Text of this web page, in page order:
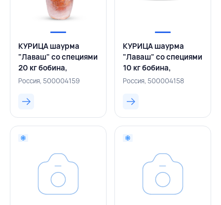
КУРИЦА шаурма
"Лаваш" со специями
20 кг бобина,
СЕРВОЛЮКС,
Россия, 500004159
КУРИЦА шаурма
"Лаваш" со специями
10 кг бобина,
СЕРВОЛЮКС,
Россия, 500004158